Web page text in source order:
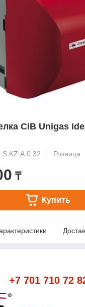
CIB Unigas
Розница
₸
Купить
+7 701 710 72